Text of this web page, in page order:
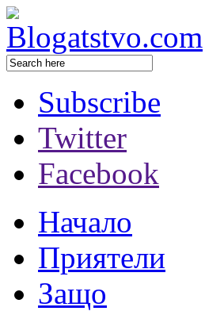
Subscribe
Twitter
Facebook
Начало
Приятели
Защо